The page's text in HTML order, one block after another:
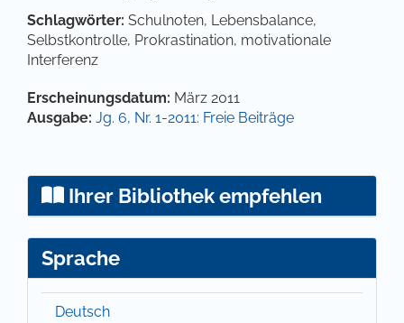
Schlagwörter: Schulnoten, Lebensbalance,
Selbstkontrolle, Prokrastination, motivationale
Interferenz
Artikel-Details
Erscheinungsdatum: März 2011
Ausgabe: Jg. 6, Nr. 1-2011: Freie Beiträge
Ihrer Bibliothek empfehlen
Sprache
Deutsch